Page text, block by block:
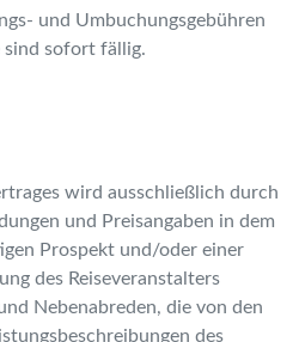
und Umbuchungsgebühren
sind sofort fällig.
wird ausschließlich durch
und Preisangaben in dem
Prospekt und/oder einer
des Reiseveranstalters
Nebenabreden, die von den
des